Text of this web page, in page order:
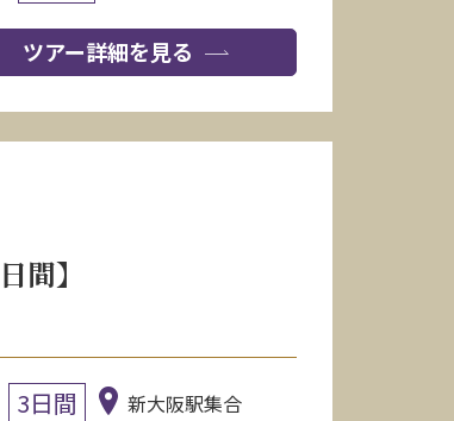
ツアー詳細を見る
間】
3日間 新大阪駅集合